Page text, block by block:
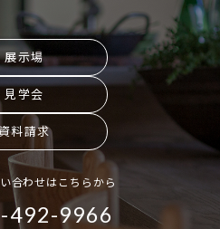
示場
学会
料請求
合わせはこちらから
492-9966